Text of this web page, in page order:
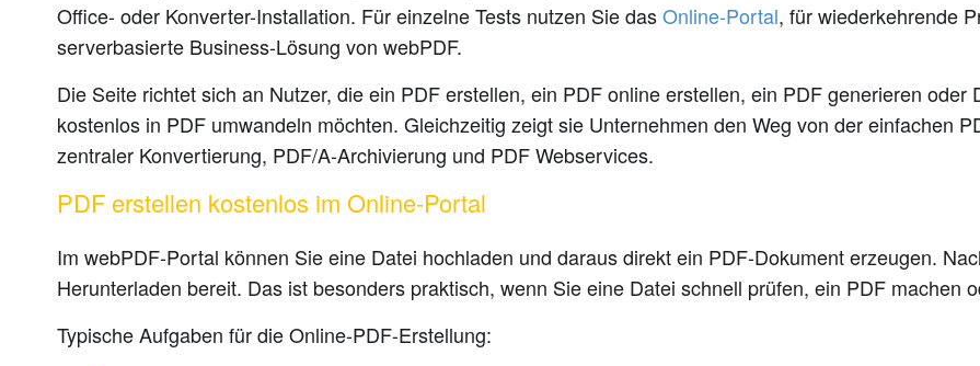
Office- oder Konverter-Installation. Für einzelne Tests nutzen Sie dasOnline-Portal, für wiederkehrende
serverbasierte Business-Lösung von webPDF.
Die Seite richtet sich an Nutzer, die ein PDF erstellen, ein PDF online erstellen, ein PDF generieren oder
kostenlos in PDF umwandeln möchten. Gleichzeitig zeigt sie Unternehmen den Weg von der einfachen
zentraler Konvertierung, PDF/A-Archivierung und PDF Webservices.
PDF erstellen kostenlos im Online-Portal
Im webPDF-Portal können Sie eine Datei hochladen und daraus direkt ein PDF-Dokument erzeugen.
Herunterladen bereit. Das ist besonders praktisch, wenn Sie eine Datei schnell prüfen, ein PDF machen
Typische Aufgaben für die Online-PDF-Erstellung: